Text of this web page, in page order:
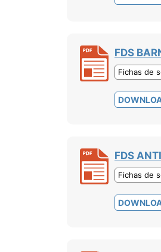
FDS
Fichas de
FDS
Fichas de